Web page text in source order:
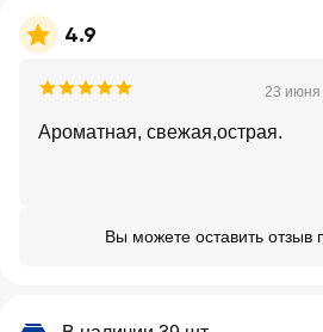
4.9
23 июня
Ароматная, свежая,острая.
Вы можете оставить отзыв